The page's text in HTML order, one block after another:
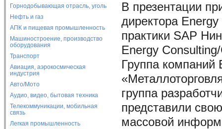
Горнодобывающая отрасль, уголь
Нефть и газ
АПК и пищевая промышленность
Машиностроение, производство
оборудования
Транспорт
Авиация, аэрокосмическая
индустрия
Авто/Мото
Аудио, видео, бытовая техника
Телекоммуникации, мобильная
связь
Легкая промышленность
В презентации
директора
практики SAP
Energy
Группа компаний
группа
представили
массовой